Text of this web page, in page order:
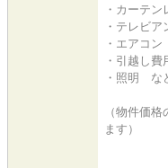
・カーテン
・テレビア
・エアコン
・引越し費
・照明 な
（物件価
ます）